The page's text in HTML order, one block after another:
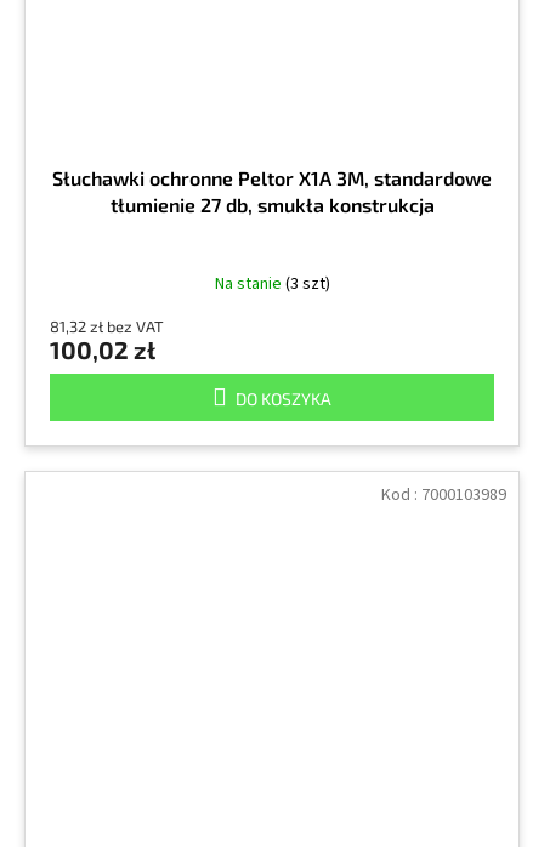
Słuchawki ochronne Peltor X1A 3M, standardowe
tłumienie 27 db, smukła konstrukcja
Na stanie (3 szt)
81,32 zł bez VAT
100,02 zł
DO KOSZYKA
Kod : 7000103989